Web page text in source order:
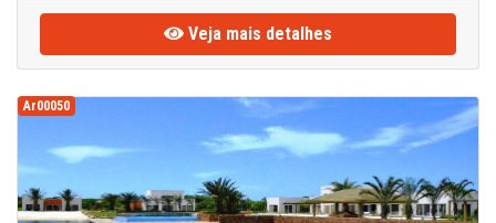
Veja mais detalhes
Ar00050